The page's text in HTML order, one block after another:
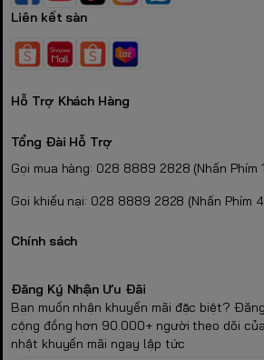
Liên kết sàn
Hỗ Trợ Khách Hàng
Tổng Đài Hỗ Trợ
Gọi mua hàng: 028 8889 2828 (Nhấn Phím
Gọi khiếu nại: 028 8889 2828 (Nhấn Phím
Chính sách
Đăng Ký Nhận Ưu Đãi
Bạn muốn nhận khuyến mãi đặc biệt?
cộng đồng hơn 90.000+ người theo dõi
nhật khuyến mãi ngay lập tức